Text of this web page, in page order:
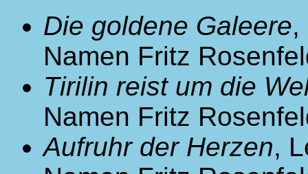
Die goldene Galeere,
Namen Fritz
Tirilin reist um die
Namen Fritz
Aufruhr der Herzen,